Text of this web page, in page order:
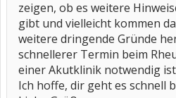
zeigen, ob es weitere
gibt und vielleicht kommen
weitere dringende Gründe
schnellerer Termin beim
einer Akutklinik notwendig
Ich hoffe, dir geht es schnell